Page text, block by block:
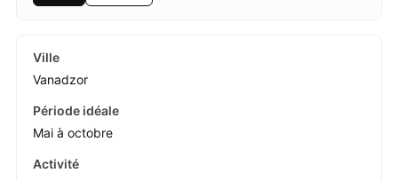
Vanadzor
Mai à octobre